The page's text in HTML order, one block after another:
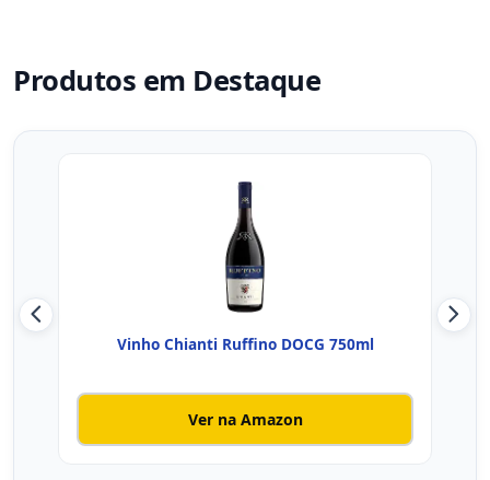
Produtos em Destaque
Vinho Chianti Ruffino DOCG 750ml
Ver na Amazon